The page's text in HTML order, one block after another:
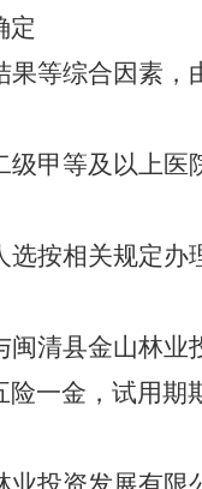
定
等综合因素，
甲等及以上医
选按相关规定办
闽清县金山林
一金，试用期